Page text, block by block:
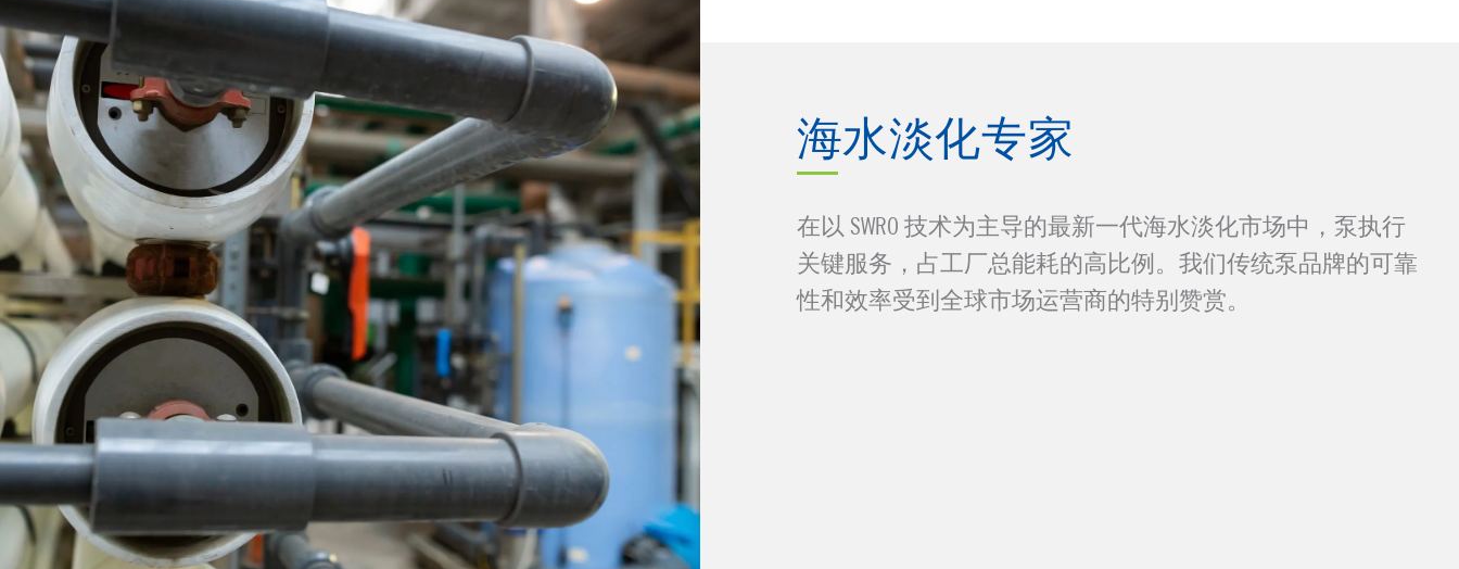
海水淡化专家
在以 SWRO 技术为主导的最新一代海水淡化市场中，泵执行
关键服务，占工厂总能耗的高比例。我们传统泵品牌的可靠
性和效率受到全球市场运营商的特别赞赏。